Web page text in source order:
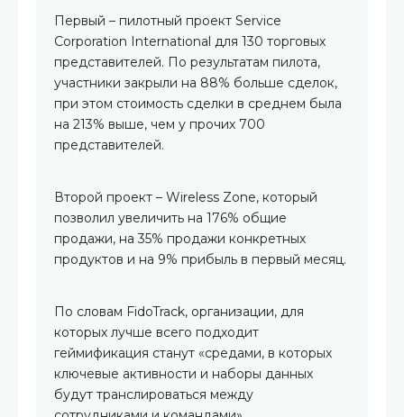
Первый – пилотный проект Service
Corporation International для 130 торговых
представителей. По результатам пилота,
участники закрыли на 88% больше сделок,
при этом стоимость сделки в среднем была
на 213% выше, чем у прочих 700
представителей.
Второй проект – Wireless Zone, который
позволил увеличить на 176% общие
продажи, на 35% продажи конкретных
продуктов и на 9% прибыль в первый месяц.
По словам FidoTrack, организации, для
которых лучше всего подходит
геймификация станут «средами, в которых
ключевые активности и наборы данных
будут транслироваться между